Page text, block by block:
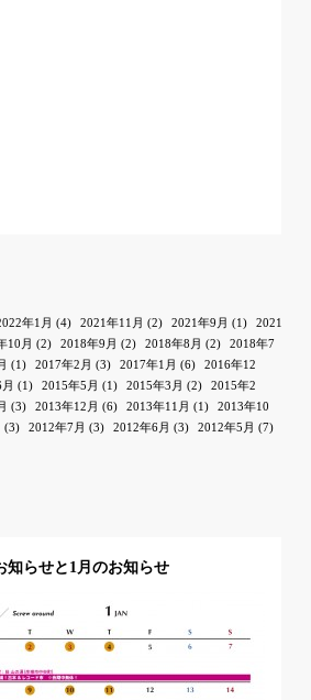
年1月 (4) 2021年11月 (2) 2021年9月 (1)
2021
10月 (2) 2018年9月 (2) 2018年8月 (2)
2018年7
(1) 2017年2月 (3) 2017年1月 (6)
2016年12
(1) 2015年5月 (1) 2015年3月 (2)
2015年2
(3) 2013年12月 (6) 2013年11月 (1)
2013年10
(3) 2012年7月 (3) 2012年6月 (3) 2012年5月 (7)
知らせと1月のお知らせ